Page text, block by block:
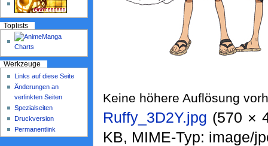
Keine höhere Auflösung
Ruffy_3D2Y.jpg
(570 ×
KB, MIME-Typ: image/
Toplists
Werkzeuge
Links auf diese Seite
Änderungen an
verlinkten Seiten
Spezialseiten
Druckversion
Permanentlink